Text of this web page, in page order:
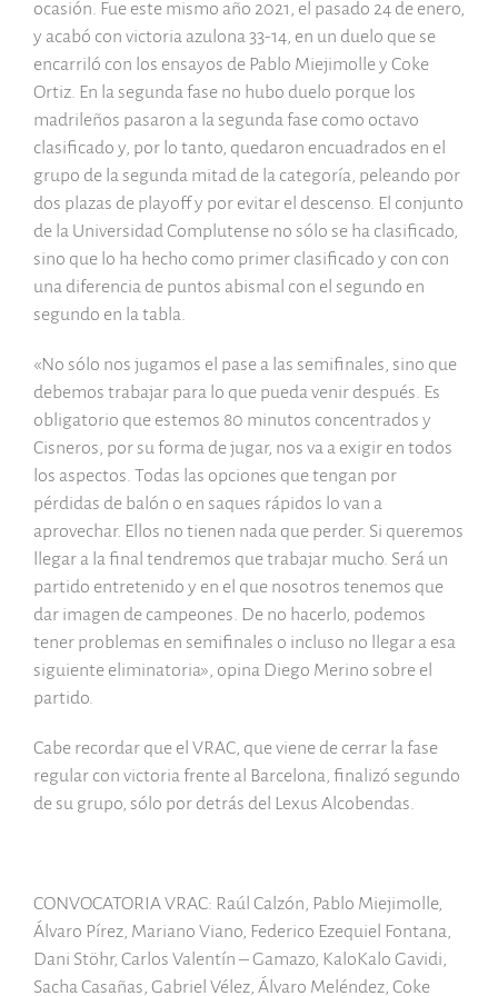
ocasión. Fue este mismo año 2021, el pasado 24 de enero,
y acabó con victoria azulona 33-14, en un duelo que se
encarriló con los ensayos de Pablo Miejimolle y Coke
Ortiz. En la segunda fase no hubo duelo porque los
madrileños pasaron a la segunda fase como octavo
clasificado y, por lo tanto, quedaron encuadrados en el
grupo de la segunda mitad de la categoría, peleando por
dos plazas de playoff y por evitar el descenso. El conjunto
de la Universidad Complutense no sólo se ha clasificado,
sino que lo ha hecho como primer clasificado y con con
una diferencia de puntos abismal con el segundo en
segundo en la tabla.
«No sólo nos jugamos el pase a las semifinales, sino que
debemos trabajar para lo que pueda venir después. Es
obligatorio que estemos 80 minutos concentrados y
Cisneros, por su forma de jugar, nos va a exigir en todos
los aspectos. Todas las opciones que tengan por
pérdidas de balón o en saques rápidos lo van a
aprovechar. Ellos no tienen nada que perder. Si queremos
llegar a la final tendremos que trabajar mucho. Será un
partido entretenido y en el que nosotros tenemos que
dar imagen de campeones. De no hacerlo, podemos
tener problemas en semifinales o incluso no llegar a esa
siguiente eliminatoria», opina Diego Merino sobre el
partido.
Cabe recordar que el VRAC, que viene de cerrar la fase
regular con victoria frente al Barcelona, finalizó segundo
de su grupo, sólo por detrás del Lexus Alcobendas.
CONVOCATORIA VRAC: Raúl Calzón, Pablo Miejimolle,
Álvaro Pírez, Mariano Viano, Federico Ezequiel Fontana,
Dani Stöhr, Carlos Valentín – Gamazo, KaloKalo Gavidi,
Sacha Casañas, Gabriel Vélez, Álvaro Meléndez, Coke